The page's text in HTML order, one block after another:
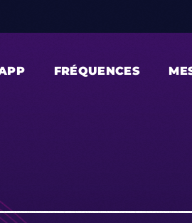
FRÉQUENCES